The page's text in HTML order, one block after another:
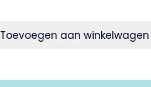
Toevoegen aan winkelwagen